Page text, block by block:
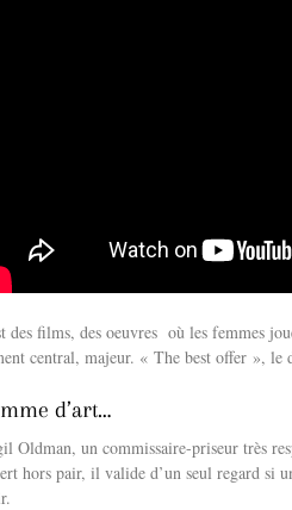
des films, des oeuvres où les femmes
central, majeur. « The best offer », le
d’art…
Oldman, un commissaire-priseur très
hors pair, il valide d’un seul regard si